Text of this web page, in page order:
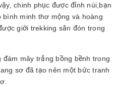
chinh phục được đỉnh núi,bạn
minh thơ mộng và hoàng
giới trekking săn đón trong
mây trắng bồng bềnh trong
sơ đã tạo nên một bức tranh